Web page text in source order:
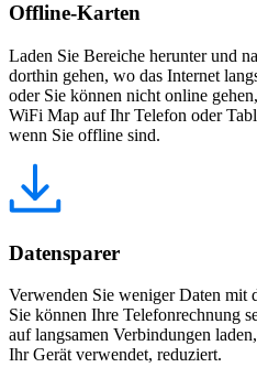
Offline-Karten
Laden Sie Bereiche herunter und
dorthin gehen, wo das Internet
oder Sie können nicht online
WiFi Map auf Ihr Telefon oder
wenn Sie offline sind.
Datensparer
Verwenden Sie weniger Daten mit
Sie können Ihre Telefonrechnung
auf langsamen Verbindungen
Ihr Gerät verwendet, reduziert.